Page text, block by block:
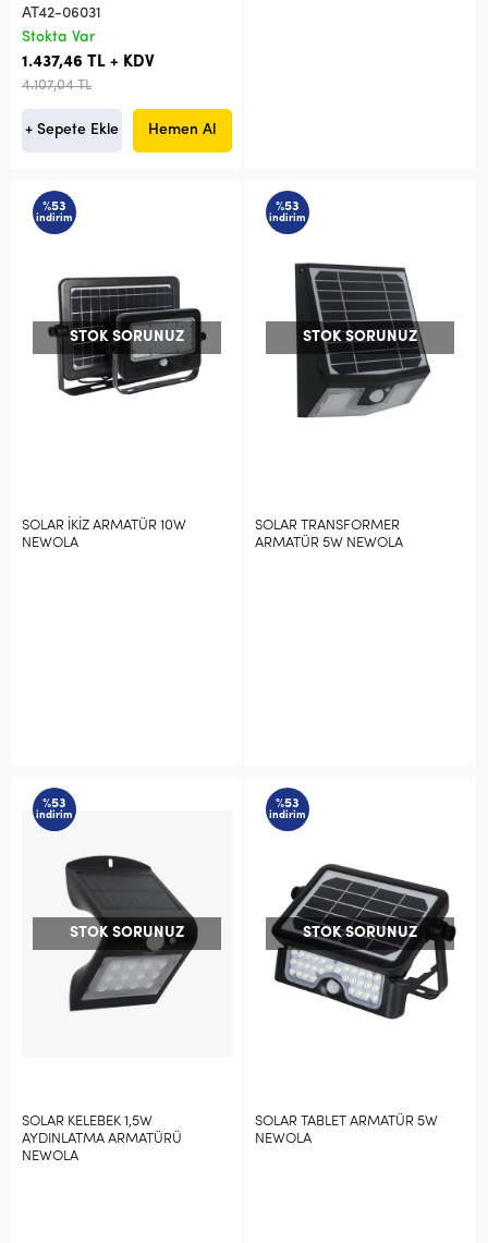
AT42-06031
Stokta Var
1.437,46 TL + KDV
4.107,04 TL
+ Sepete Ekle Hemen Al
%53
indirim
STOK SORUNUZ
SOLAR İKİZ ARMATÜR 10W
NEWOLA
%53
indirim
STOK SORUNUZ
SOLAR TRANSFORMER
ARMATÜR 5W NEWOLA
%53
indirim
STOK SORUNUZ
SOLAR KELEBEK 1,5W
AYDINLATMA ARMATÜRÜ
NEWOLA
%53
indirim
STOK SORUNUZ
SOLAR TABLET ARMATÜR 5W
NEWOLA